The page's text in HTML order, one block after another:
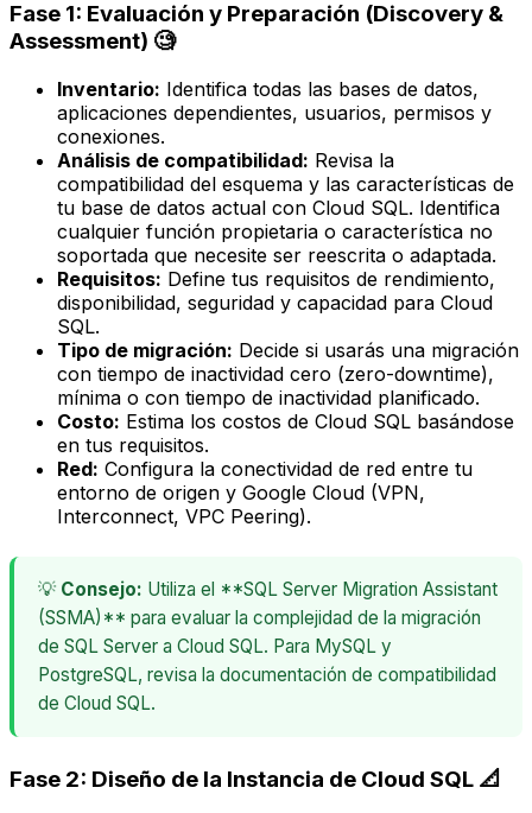
Fase 1: Evaluación y Preparación (Discovery &
Assessment) 🧐
Inventario: Identifica todas las bases de datos,
aplicaciones dependientes, usuarios, permisos y
conexiones.
Análisis de compatibilidad: Revisa la
compatibilidad del esquema y las características de
tu base de datos actual con Cloud SQL. Identifica
cualquier función propietaria o característica no
soportada que necesite ser reescrita o adaptada.
Requisitos: Define tus requisitos de rendimiento,
disponibilidad, seguridad y capacidad para Cloud
SQL.
Tipo de migración: Decide si usarás una migración
con tiempo de inactividad cero (zero-downtime),
mínima o con tiempo de inactividad planificado.
Costo: Estima los costos de Cloud SQL basándose
en tus requisitos.
Red: Configura la conectividad de red entre tu
entorno de origen y Google Cloud (VPN,
Interconnect, VPC Peering).
💡 Consejo: Utiliza el **SQL Server Migration Assistant
(SSMA)** para evaluar la complejidad de la migración
de SQL Server a Cloud SQL. Para MySQL y
PostgreSQL, revisa la documentación de compatibilidad
de Cloud SQL.
Fase 2: Diseño de la Instancia de Cloud SQL 📐